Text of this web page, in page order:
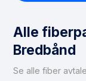
situasjon der
vurdere
Alle
Bredbånd
Se alle fiber